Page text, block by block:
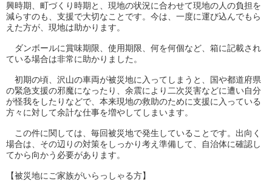
興時期、町づくり時期と、 現地の状況に合わせて現地の人の負担を
減らすのも、 支援で大切なことです。今は、一度に運び込んでもら
えた方が、 現地は助かります。
ダンボールに賞味期限、使用期限、何を何個など、 箱に記載され
ている場合は非常に助かりました。
初期の頃、沢山の車両が被災地に入ってしまうと、
国や都道府県
の緊急支援の邪魔になったり、 余震により二次災害などに遭い自分
が怪我をしたりなどで、 本来現地の救助のために支援に入っている
方々に対して余計な仕事を増やしてしまいます。
この件に関しては、毎回被災地で発生していることです。 出向く
場合は、その辺りの対策をしっかり考え準備して、
自治体に確認し
てから向かう必要があります。
【被災地にご家族がいらっしゃる方】